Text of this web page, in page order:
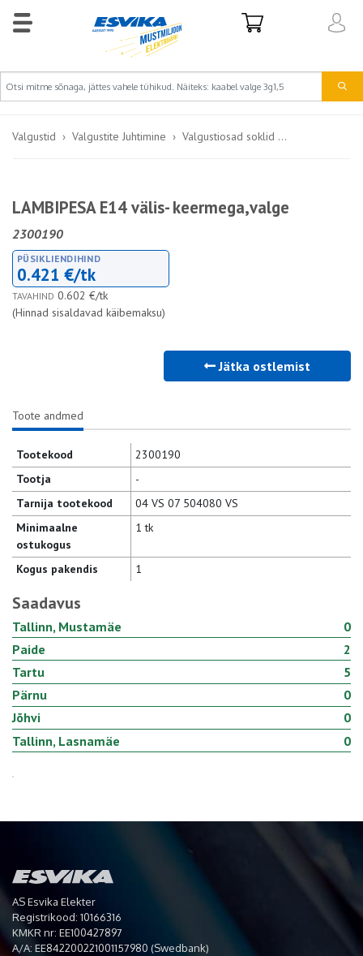
Valgustid Valgustite Juhtimine Valgustiosad soklid ...
LAMBIPESA E14 välis- keermega,valge
2300190
PÜSIKLIENDIHIND
0.421 €/tk
TAVAHIND 0.602 €/tk
(Hinnad sisaldavad käibemaksu)
Jätka ostlemist
Toote andmed
Tootekood
2300190
Tootja
-
Tarnija tootekood
04 VS 07 504080 VS
Minimaalne
ostukogus
1 tk
Kogus pakendis 1
Saadavus
Tallinn, Mustamäe
0
Paide
2
Tartu
5
Pärnu
0
Jõhvi
0
Tallinn, Lasnamäe
0
AS Esvika Elekter
Registrikood: 10166316
KMKR nr: EE100427897
A/A: EE842200221001157980 (Swedbank)